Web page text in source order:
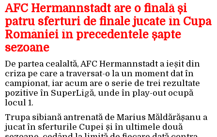
AFC Hermannstadt are o finală și
patru sferturi de finale jucate în Cupa
României în precedentele șapte
sezoane
De partea cealaltă, AFC Hermannstadt a ieșit din
criza pe care a traversat-o la un moment dat în
campionat, iar acum are o serie de trei rezultate
pozitive în SuperLigă, unde în play-out ocupă
locul 1.
Trupa sibiană antrenată de Marius Măldărășanu a
jucat în sferturile Cupei și în ultimele două